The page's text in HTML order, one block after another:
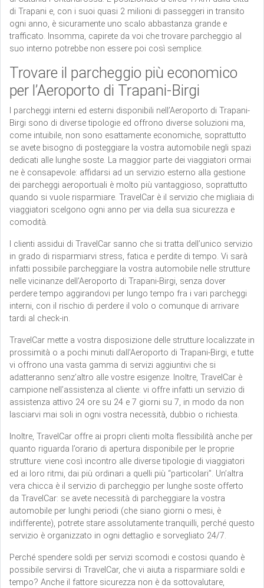
di Trapani e, con i suoi quasi 2 milioni di passeggeri in transito
ogni anno, è sicuramente uno scalo abbastanza grande e
trafficato. Insomma, capirete da voi che trovare parcheggio al
suo interno potrebbe non essere poi così semplice.
Trovare il parcheggio più economico
per l’Aeroporto di Trapani-Birgi
I parcheggi interni ed esterni disponibili nell’Aeroporto di Trapani-
Birgi sono di diverse tipologie ed offrono diverse soluzioni ma,
come intuibile, non sono esattamente economiche, soprattutto
se avete bisogno di posteggiare la vostra automobile negli spazi
dedicati alle lunghe soste. La maggior parte dei viaggiatori ormai
ne è consapevole: affidarsi ad un servizio esterno alla gestione
dei parcheggi aeroportuali è molto più vantaggioso, soprattutto
quando si vuole risparmiare. TravelCar è il servizio che migliaia di
viaggiatori scelgono ogni anno per via della sua sicurezza e
comodità.
I clienti assidui di TravelCar sanno che si tratta dell’unico servizio
in grado di risparmiarvi stress, fatica e perdite di tempo. Vi sarà
infatti possibile parcheggiare la vostra automobile nelle strutture
nelle vicinanze dell’Aeroporto di Trapani-Birgi, senza dover
perdere tempo aggirandovi per lungo tempo fra i vari parcheggi
interni, con il rischio di perdere il volo o comunque di arrivare
tardi al check-in.
TravelCar mette a vostra disposizione delle strutture localizzate in
prossimità o a pochi minuti dall’Aeroporto di Trapani-Birgi, e tutte
vi offrono una vasta gamma di servizi aggiuntivi che si
adatteranno senz’altro alle vostre esigenze. Inoltre, TravelCar è
campione nell’assistenza al cliente: vi offre infatti un servizio di
assistenza attivo 24 ore su 24 e 7 giorni su 7, in modo da non
lasciarvi mai soli in ogni vostra necessità, dubbio o richiesta.
Inoltre, TravelCar offre ai propri clienti molta flessibilità anche per
quanto riguarda l’orario di apertura disponibile per le proprie
strutture: viene così incontro alle diverse tipologie di viaggiatori
ed ai loro ritmi, dai più ordinari a quelli più “particolari”. Un’altra
vera chicca è il servizio di parcheggio per lunghe soste offerto
da TravelCar: se avete necessità di parcheggiare la vostra
automobile per lunghi periodi (che siano giorni o mesi, è
indifferente), potrete stare assolutamente tranquilli, perché questo
servizio è organizzato in ogni dettaglio e sorvegliato 24/7.
Perché spendere soldi per servizi scomodi e costosi quando è
possibile servirsi di TravelCar, che vi aiuta a risparmiare soldi e
tempo? Anche il fattore sicurezza non è da sottovalutare,